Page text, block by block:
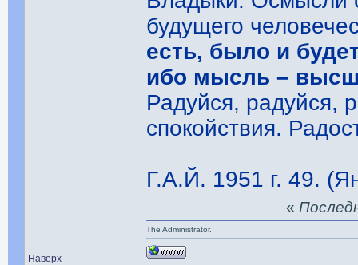
будущего
есть, было и
ибо мысль –
Радуйся, радуйся,
спокойствия.
Г.А.Й. 1951 г. 49.
Наверх
«
The Administrator.